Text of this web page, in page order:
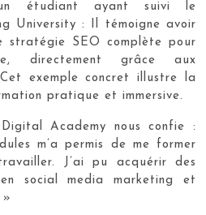
étudiant ayant suivi le
University : Il témoigne avoir
stratégie SEO complète pour
directement grâce aux
exemple concret illustre la
pratique et immersive.
Academy nous confie :
m’a permis de me former
J’ai pu acquérir des
social media marketing et
»